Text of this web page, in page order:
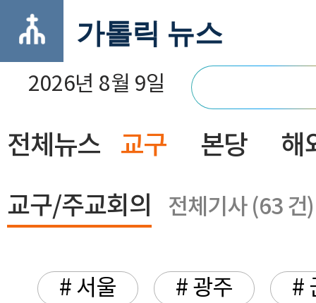
가톨릭 뉴스
2026년 8월 9일
닫기
전체뉴스 교구 본당 해
교구/주교회의 전체기사 (63 건)
# 서울 # 광주
#